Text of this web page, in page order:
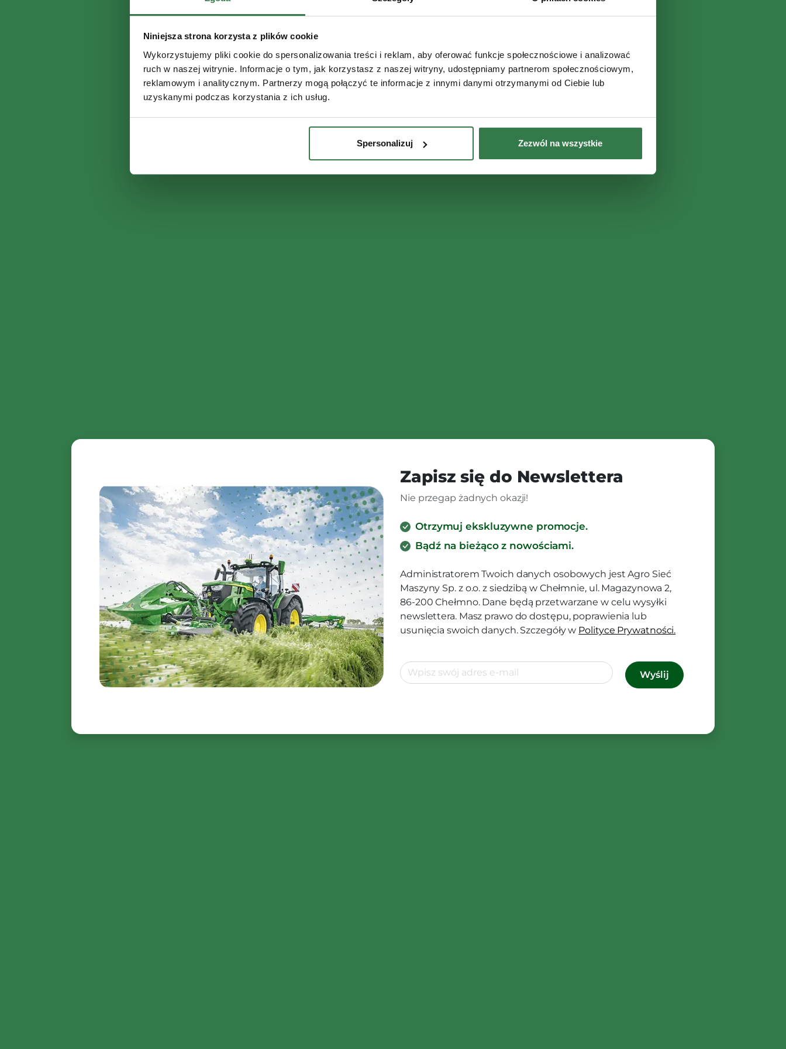
Niniejsza strona korzysta z plików cookie
Wykorzystujemy pliki cookie do spersonalizowania treści i reklam, aby oferować funkcje społecznościowe i analizować
ruch w naszej witrynie. Informacje o tym, jak korzystasz z naszej witryny, udostępniamy partnerom społecznościowym,
reklamowym i analitycznym. Partnerzy mogą połączyć te informacje z innymi danymi otrzymanymi od Ciebie lub
uzyskanymi podczas korzystania z ich usług.
Spersonalizuj Zezwól na wszystkie
Zapisz się do Newslettera
Nie przegap żadnych okazji!
Otrzymuj ekskluzywne promocje.
Bądź na bieżąco z nowościami.
Administratorem Twoich danych osobowych jest Agro Sieć
Maszyny Sp. z o.o. z siedzibą w Chełmnie, ul. Magazynowa 2,
86-200 Chełmno. Dane będą przetwarzane w celu wysyłki
newslettera. Masz prawo do dostępu, poprawienia lub
usunięcia swoich danych. Szczegóły w Polityce Prywatności.